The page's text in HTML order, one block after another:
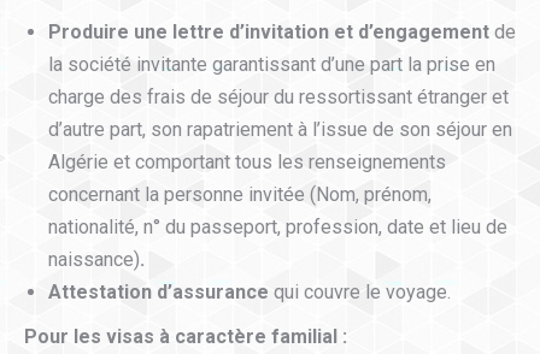
Produire une lettre d’invitation et d’engagement de
la société invitante garantissant d’une part la prise en
charge des frais de séjour du ressortissant étranger et
d’autre part, son rapatriement à l’issue de son séjour en
Algérie et comportant tous les renseignements
concernant la personne invitée (Nom, prénom,
nationalité, n° du passeport, profession, date et lieu de
naissance).
Attestation d’assurance qui couvre le voyage.
Pour les visas à caractère familial :